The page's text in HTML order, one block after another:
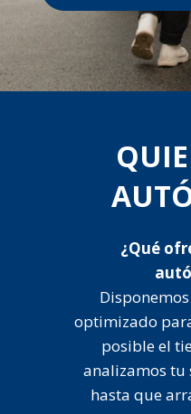
¿Qué
optimizado
posible el
analizamos tu
hasta que